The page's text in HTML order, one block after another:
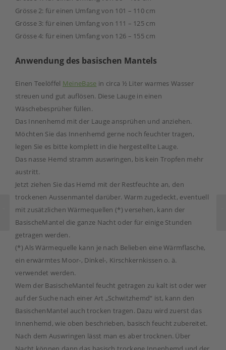
Grösse 2: für einen Umfang von 101 – 110 cm
Grösse 3: für einen Umfang von 111 – 125 cm
Grösse 4: für einen Umfang von 126 – 155 cm
Anwendung des basischen Mantels
Einen Teelöffel MeineBase in circa ½ Liter warmes Wasser
streuen und gut auflösen. Diese Lauge in einen
Wäschebesprüher füllen.
Das Innenhemd mit der Lauge ansprühen und anziehen.
Möchten Sie das Innenhemd gerne noch feuchter tragen,
legen Sie es bitte komplett in die hergestellte Lauge.
Das nasse Hemd stramm auswringen, bis kein Tropfen mehr
austritt.
Jetzt ziehen Sie das Hemd mit der Restfeuchte an, den
trockenen Aussenmantel darüber. Warm zugedeckt, eventuell
mit zusätzlichen Wärmequellen (*) versehen, kann der
BasischeMantel die ganze Nacht oder für einige Stunden
getragen werden.
(*) Als Wärmequelle kann je nach Belieben eine Wärmflasche,
ein erwärmtes Moor-, Dinkel-, Kirschkernkissen o. ä.
verwendet werden.
Wem der BasischeMantel feucht getragen zu kalt ist oder wer
auf der Suche nach einer Art „Schwitzhemd“ ist, kann den
BasischenMantel auch trocken tragen. Dazu wird zuerst das
Innenhemd, wie oben beschrieben, basisch feucht zubereitet.
Nach dem Auswringen lässt man es aber trocknen. Über